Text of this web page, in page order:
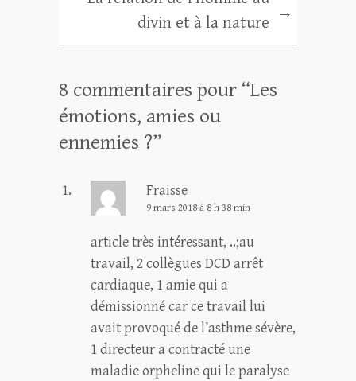
divin et à la nature
→
8 commentaires pour “Les
émotions, amies ou
ennemies ?”
Fraisse
9 mars 2018 à 8 h 38 min
article très intéressant, ..;au
travail, 2 collègues DCD arrêt
cardiaque, 1 amie qui a
démissionné car ce travail lui
avait provoqué de l’asthme sévère,
1 directeur a contracté une
maladie orpheline qui le paralyse